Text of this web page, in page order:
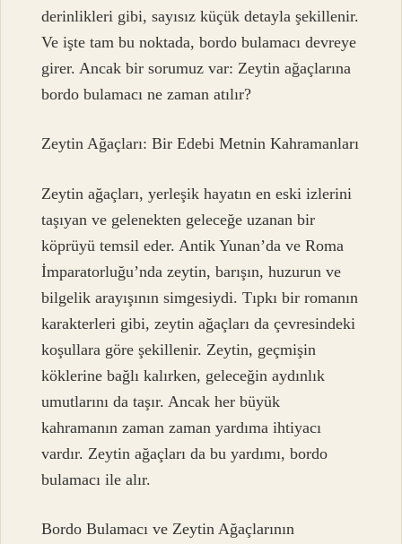
derinlikleri gibi, sayısız küçük detayla şekillenir.
Ve işte tam bu noktada, bordo bulamacı devreye
girer. Ancak bir sorumuz var: Zeytin ağaçlarına
bordo bulamacı ne zaman atılır?
Zeytin Ağaçları: Bir Edebi Metnin Kahramanları
Zeytin ağaçları, yerleşik hayatın en eski izlerini
taşıyan ve gelenekten geleceğe uzanan bir
köprüyü temsil eder. Antik Yunan’da ve Roma
İmparatorluğu’nda zeytin, barışın, huzurun ve
bilgelik arayışının simgesiydi. Tıpkı bir romanın
karakterleri gibi, zeytin ağaçları da çevresindeki
koşullara göre şekillenir. Zeytin, geçmişin
köklerine bağlı kalırken, geleceğin aydınlık
umutlarını da taşır. Ancak her büyük
kahramanın zaman zaman yardıma ihtiyacı
vardır. Zeytin ağaçları da bu yardımı, bordo
bulamacı ile alır.
Bordo Bulamacı ve Zeytin Ağaçlarının